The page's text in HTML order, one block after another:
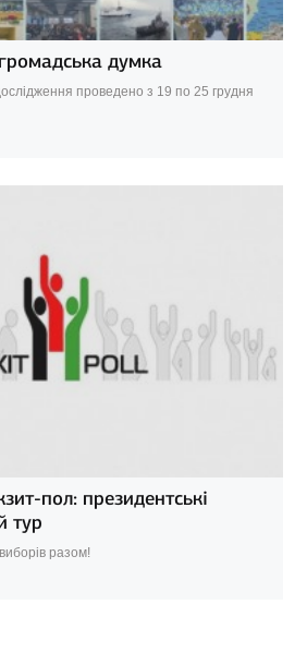
думка
проведено з 19 по 25 грудня
пол: президентські
тур
разом!